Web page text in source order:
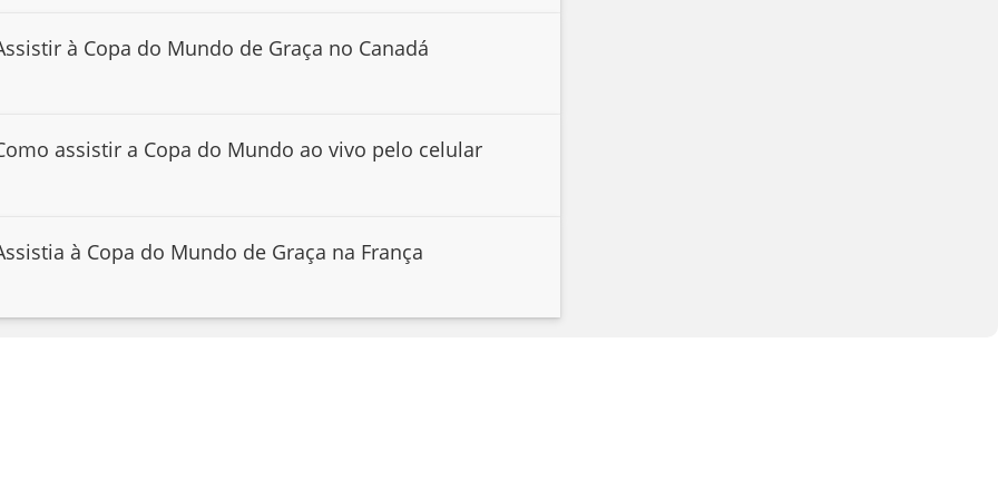
à Copa do Mundo de Graça no Canadá
assistir a Copa do Mundo ao vivo pelo celular
à Copa do Mundo de Graça na França